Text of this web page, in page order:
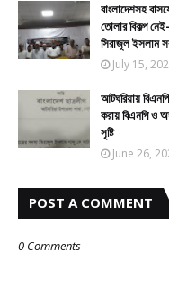
বাংলাদেশসহ
তোলার বিকল্প
সিরাজুল ইসলাম
July 15,
আটঘরিয়ায়
করায় বিএনপি ও
সৃষ্টি
June 26,
POST A COMMENT
0 Comments